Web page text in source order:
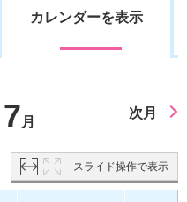
カレンダーを表示
7 月
次月
スライド操作で表示